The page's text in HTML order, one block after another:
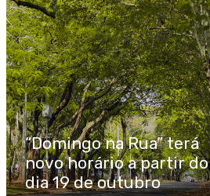
“Domingo na Rua” terá
novo horário a partir do
dia 19 de outubro